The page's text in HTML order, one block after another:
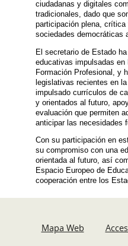
ciudadanas y digitales
tradicionales, dado que
participación plena,
sociedades democráticas
El secretario de Estado
educativas impulsadas en
Formación Profesional, y
legislativas recientes en
impulsado currículos de
y orientados al futuro,
evaluación que permiten
anticipar las necesidades
Con su participación en
su compromiso con una
orientada al futuro, así
Espacio Europeo de
cooperación entre los
Mapa Web